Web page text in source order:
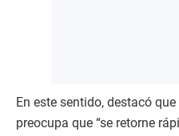
En este sentido, destacó
preocupa que “se retorne